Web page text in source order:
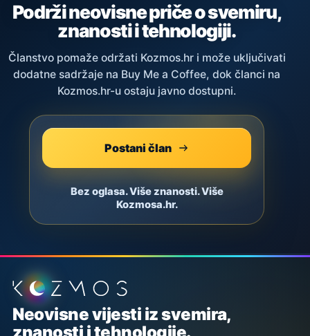
Podrži neovisne priče o svemiru,
znanosti i tehnologiji.
Članstvo pomaže održati Kozmos.hr i može uključivati
dodatne sadržaje na Buy Me a Coffee, dok članci na
Kozmos.hr-u ostaju javno dostupni.
Postani član
Bez oglasa. Više znanosti. Više
Kozmosa.hr.
Podnožje stranice
Neovisne vijesti iz svemira,